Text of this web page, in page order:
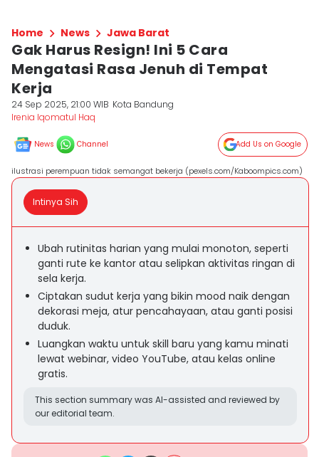
Home News Jawa Barat
Gak Harus Resign! Ini 5 Cara
Mengatasi Rasa Jenuh di Tempat
Kerja
24 Sep 2025, 21:00 WIB Kota Bandung
Irenia Iqomatul Haq
News Channel Add Us on Google
ilustrasi perempuan tidak semangat bekerja (pexels.com/Kaboompics.com)
Intinya Sih
Ubah rutinitas harian yang mulai monoton, seperti
ganti rute ke kantor atau selipkan aktivitas ringan di
sela kerja.
Ciptakan sudut kerja yang bikin mood naik dengan
dekorasi meja, atur pencahayaan, atau ganti posisi
duduk.
Luangkan waktu untuk skill baru yang kamu minati
lewat webinar, video YouTube, atau kelas online
gratis.
This section summary was AI-assisted and reviewed by
our editorial team.